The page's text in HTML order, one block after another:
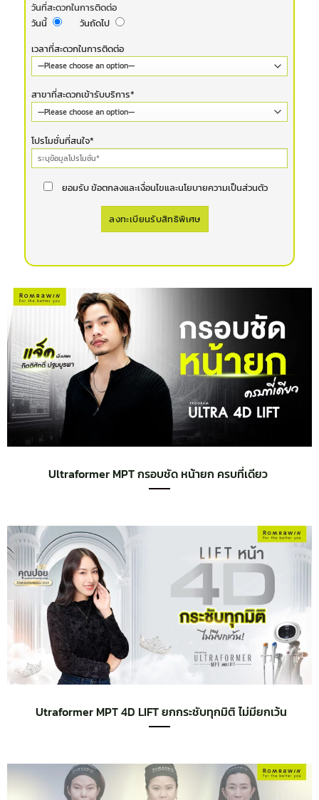
วันที่สะดวกในการติดต่อ
วันนี้
วันถัดไป
เวลาที่สะดวกในการติดต่อ
สาขาที่สะดวกเข้ารับบริการ*
โปรโมชั่นที่สนใจ*
ยอมรับ ข้อตกลงและเงื่อนไขและนโยบายความเป็นส่วนตัว
Ultraformer MPT กรอบชัด หน้ายก ครบที่เดียว
Utraformer MPT 4D LIFT ยกกระชับทุกมิติ ไม่มียกเว้น